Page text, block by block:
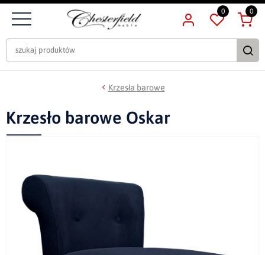
0 0
Krzesła barowe
Krzesło barowe Oskar